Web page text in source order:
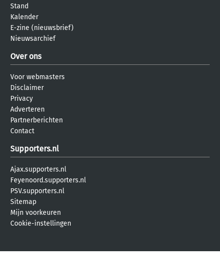
Stand
Kalender
E-zine (nieuwsbrief)
Nieuwsarchief
Over ons
Voor webmasters
Disclaimer
Privacy
Adverteren
Partnerberichten
Contact
Supporters.nl
Ajax.supporters.nl
Feyenoord.supporters.nl
PSV.supporters.nl
Sitemap
Mijn voorkeuren
Cookie-instellingen